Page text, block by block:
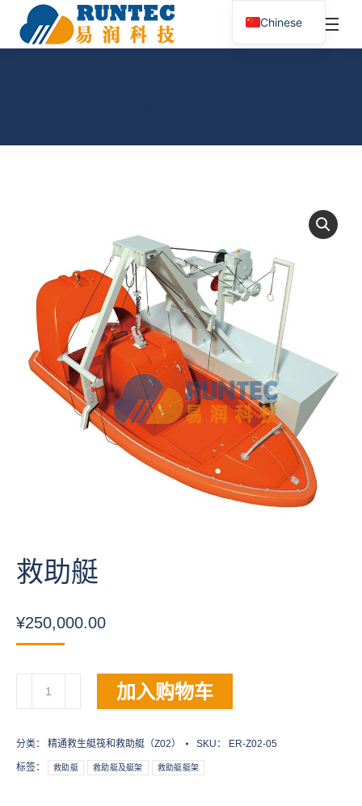
救助艇
¥250,000.00
数
加入购物车
分类： 精通救生艇筏和救助艇（Z02） SKU： ER-Z02-05
标签： 救助艇 救助艇及艇架 救助艇艇架
Chinese